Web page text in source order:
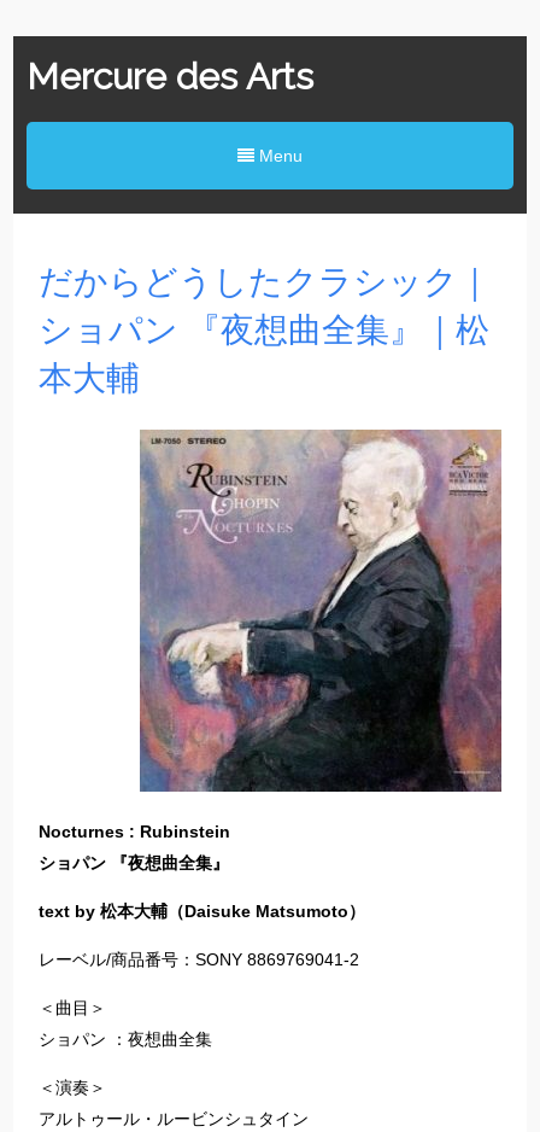
Mercure des Arts
Menu
だからどうしたクラシック｜
ショパン 『夜想曲全集』｜松
本大輔
Nocturnes : Rubinstein
ショパン 『夜想曲全集』
text by 松本大輔（Daisuke Matsumoto）
レーベル/商品番号：SONY 8869769041-2
＜曲目＞
ショパン ：夜想曲全集
＜演奏＞
アルトゥール・ルービンシュタイン